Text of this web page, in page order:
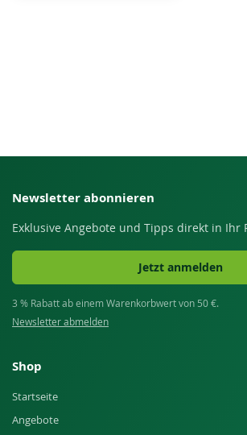
Newsletter abonnieren
Exklusive Angebote und Tipps direkt in Ihr
Jetzt anmelden
3 % Rabatt ab einem Warenkorbwert von 50 €.
Newsletter abmelden
Shop
Startseite
Angebote